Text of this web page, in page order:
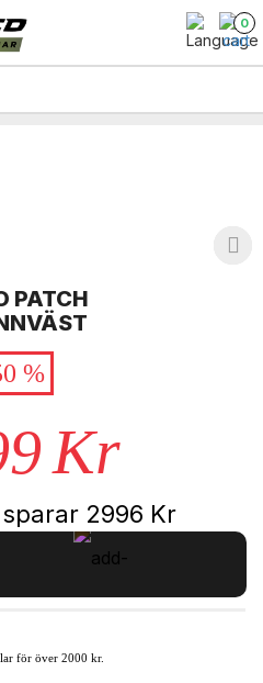
0
PATCH
%
Kr
2996 Kr
för över 2000 kr.